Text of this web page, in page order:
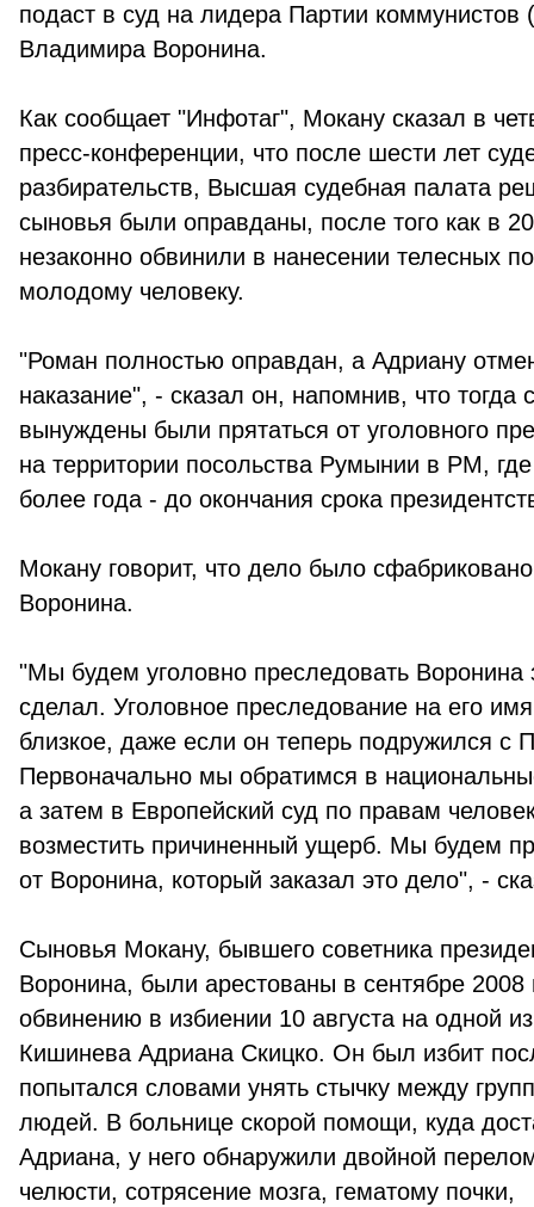
подаст в суд на лидера Партии
Владимира Воронина.
Как сообщает "Инфотаг", Мокану сказал в
пресс-конференции, что после шести лет
разбирательств, Высшая судебная палата
сыновья были оправданы, после того как в
незаконно обвинили в нанесении телесных
молодому человеку.
"Роман полностью оправдан, а Адриану
наказание", - сказал он, напомнив, что тогда
вынуждены были прятаться от уголовного
на территории посольства Румынии в РМ,
более года - до окончания срока
Мокану говорит, что дело было
Воронина.
"Мы будем уголовно преследовать Воронина
сделал. Уголовное преследование на его
близкое, даже если он теперь подружился с
Первоначально мы обратимся в
а затем в Европейский суд по правам
возместить причиненный ущерб. Мы будем
от Воронина, который заказал это дело", -
Сыновья Мокану, бывшего советника
Воронина, были арестованы в сентябре 2008
обвинению в избиении 10 августа на одной
Кишинева Адриана Скицко. Он был избит
попытался словами унять стычку между
людей. В больнице скорой помощи, куда
Адриана, у него обнаружили двойной
челюсти, сотрясение мозга, гематому почки,